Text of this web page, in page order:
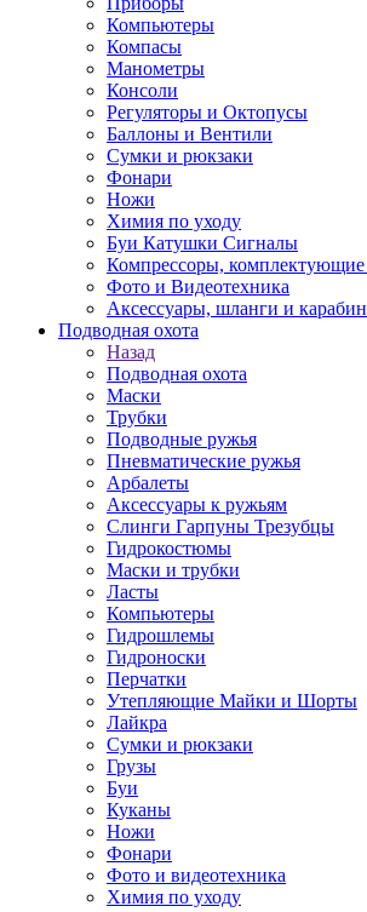
Компьютеры
Компасы
Манометры
Консоли
Регуляторы и Октопусы
Баллоны и Вентили
Сумки и рюкзаки
Фонари
Ножи
Химия по уходу
Буи Катушки Сигналы
Компрессоры, комплектующие
Фото и Видеотехника
Аксессуары, шланги и
Подводная охота
Назад
Подводная охота
Маски
Трубки
Подводные ружья
Пневматические ружья
Арбалеты
Аксессуары к ружьям
Слинги Гарпуны Трезубцы
Гидрокостюмы
Маски и трубки
Ласты
Компьютеры
Гидрошлемы
Гидроноски
Перчатки
Утепляющие Майки и Шорты
Лайкра
Сумки и рюкзаки
Грузы
Буи
Куканы
Ножи
Фонари
Фото и видеотехника
Химия по уходу